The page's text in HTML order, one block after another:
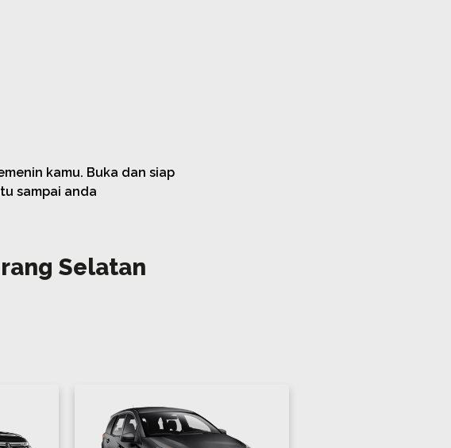
kamu. Buka dan siap
sampai anda
Selatan